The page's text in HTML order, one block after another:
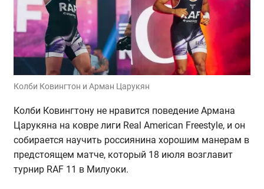
Колби Ковингтон и Арман Царукян
Колби Ковингтону не нравится поведение Армана
Царукяна на ковре лиги Real American Freestyle, и он
собирается научить россиянина хорошим манерам в
предстоящем матче, который 18 июля возглавит
турнир RAF 11 в Милуоки.